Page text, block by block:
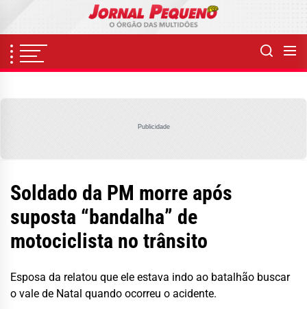
content
Publicidade
Soldado da PM morre após
suposta “bandalha” de
motociclista no trânsito
Esposa da relatou que ele estava indo ao batalhão buscar
o vale de Natal quando ocorreu o acidente.